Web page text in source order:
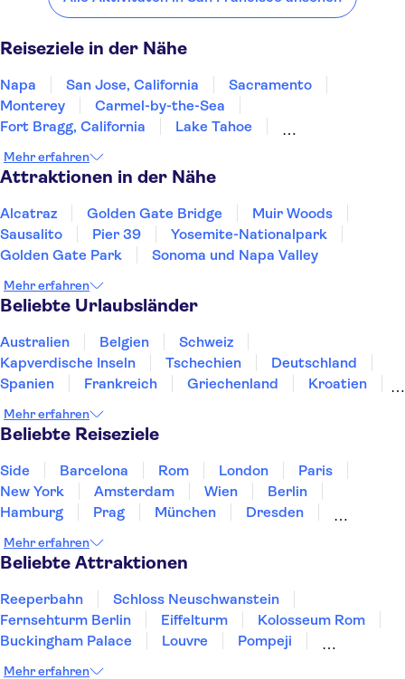
San Jose, California
Reiseziele in der Nähe
Napa San Jose, California
Sacramento
Monterey
Carmel-by-the-Sea
Fort Bragg, California
Lake Tahoe
Incline Village
Reno
San Luis Obispo
Santa Barbara
Nevada
Mehr erfahren
Attraktionen in der Nähe
Alcatraz Golden Gate Bridge
Muir Woods
Sausalito
Pier 39
Yosemite-Nationalpark
Golden Gate Park
Sonoma und Napa Valley
Mehr erfahren
Beliebte Urlaubsländer
Australien Belgien
Schweiz
Kapverdische Inseln
Tschechien
Deutschland
Spanien
Frankreich Griechenland
Kroatien
Norwegen
Polen
Mehr erfahren
Beliebte Reiseziele
Side Barcelona Rom London
Paris
New York
Amsterdam Wien
Berlin
Hamburg
Prag München
Dresden
Heidelberg
Bremen
Mehr erfahren
Beliebte Attraktionen
Reeperbahn
Schloss Neuschwanstein
Fernsehturm Berlin
Eiffelturm
Kolosseum Rom
Buckingham Palace
Louvre
Pompeji
Mehr erfahren